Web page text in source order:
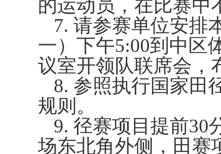
的运动员，在比赛中
7. 请参赛单位安排
一）下午5:00到中区
议室开领队联席会，
8. 参照执行国家田
规则。
9. 径赛项目提前30
场东北角外侧，田赛